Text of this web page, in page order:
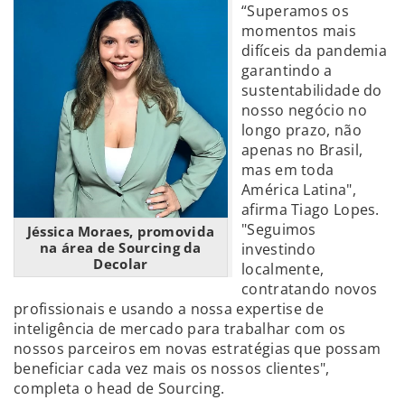
Jéssica Moraes, promovida
na área de Sourcing da
Decolar
“Superamos os
momentos mais
difíceis da pandemia
garantindo a
sustentabilidade do
nosso negócio no
longo prazo, não
apenas no Brasil,
mas em toda
América Latina",
afirma Tiago Lopes.
"Seguimos
investindo
localmente,
contratando novos
profissionais e usando a nossa expertise de
inteligência de mercado para trabalhar com os
nossos parceiros em novas estratégias que possam
beneficiar cada vez mais os nossos clientes",
completa o head de Sourcing.